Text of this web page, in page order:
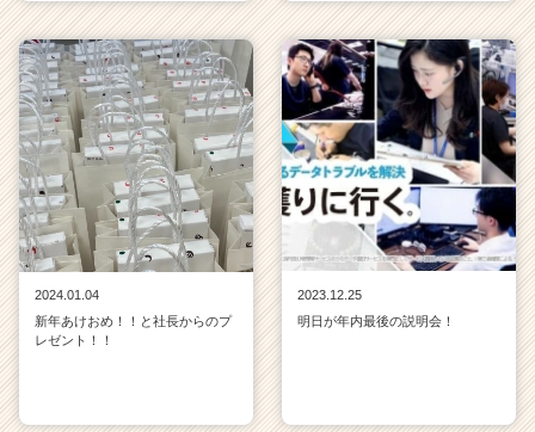
2024.01.04
新年あけおめ！！と社長からのプ
レゼント！！
2023.12.25
明日が年内最後の説明会！